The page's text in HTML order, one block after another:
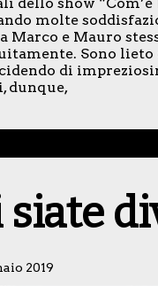
molte
Marco e Mauro
Sono lieto
di
dunque,
2019